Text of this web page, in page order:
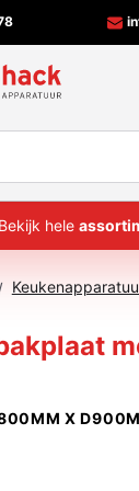
HOME
MERKEN
CONTACT
Bekijk hele
X